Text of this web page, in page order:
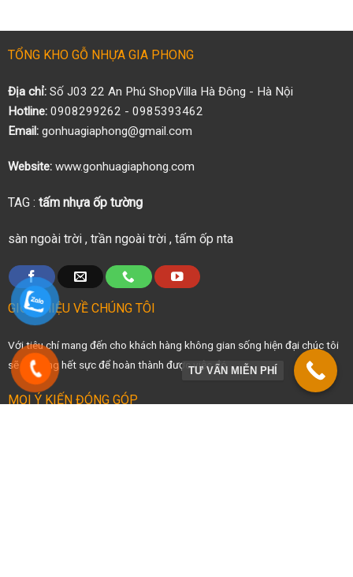
TỔNG KHO GỖ NHỰA GIA PHONG
Địa chỉ:Số J03 22 An Phú ShopVilla Hà Đông - Hà Nội
Hotline:0908299262 - 0985393462
Email:gonhuagiaphong@gmail.com
Website:www.gonhuagiaphong.com
TAG : tấm nhựa ốp tường
sàn ngoài trời, trần ngoài trời, tấm ốp nta
GIỚI THIỆU VỀ CHÚNG TÔI
Với tiêu chí mang đến cho khách hàng không gian sống hiện đại chúc tôi
sẽ cố gắng hết sực để hoàn thành được việc đó
MỌI Ý KIẾN ĐÓNG GÓP
TƯ VẤN MIỄN PHÍ